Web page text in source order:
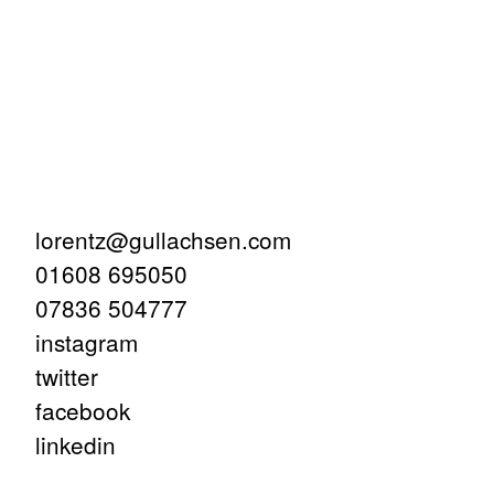
lorentz@gullachsen.com
01608 695050
07836 504777
instagram
twitter
facebook
linkedin